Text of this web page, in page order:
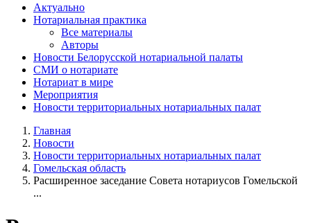
Актуально
Нотариальная практика
Все материалы
Авторы
Новости Белорусской нотариальной палаты
СМИ о нотариате
Нотариат в мире
Мероприятия
Новости территориальных нотариальных палат
Главная
Новости
Новости территориальных нотариальных палат
Гомельская область
Расширенное заседание Совета нотариусов Гомельской
...